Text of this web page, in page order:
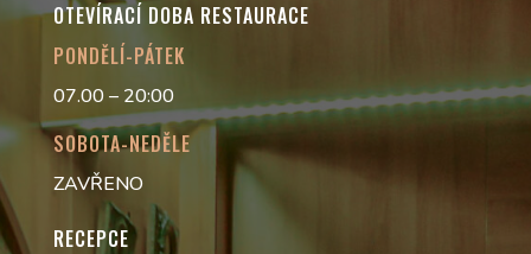
OTEVÍRACÍ DOBA RESTAURACE
PONDĚLÍ-PÁTEK
07.00 – 20:00
SOBOTA-NEDĚLE
ZAVŘENO
RECEPCE